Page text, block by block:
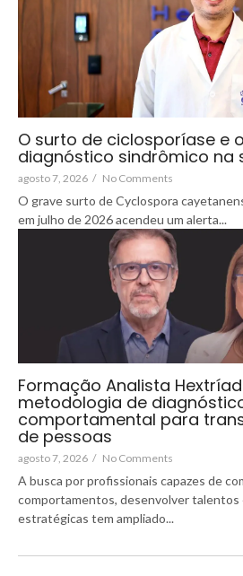
O surto de ciclosporíase e
diagnóstico sindrômico na
agosto 7, 2026 / No Comments
O grave surto de Cyclospora
em julho de 2026 acendeu um alerta...
Formação Analista
metodologia de
comportamental para
de pessoas
agosto 7, 2026 / No Comments
A busca por profissionais capazes de
comportamentos, desenvolver talentos
estratégicas tem ampliado...